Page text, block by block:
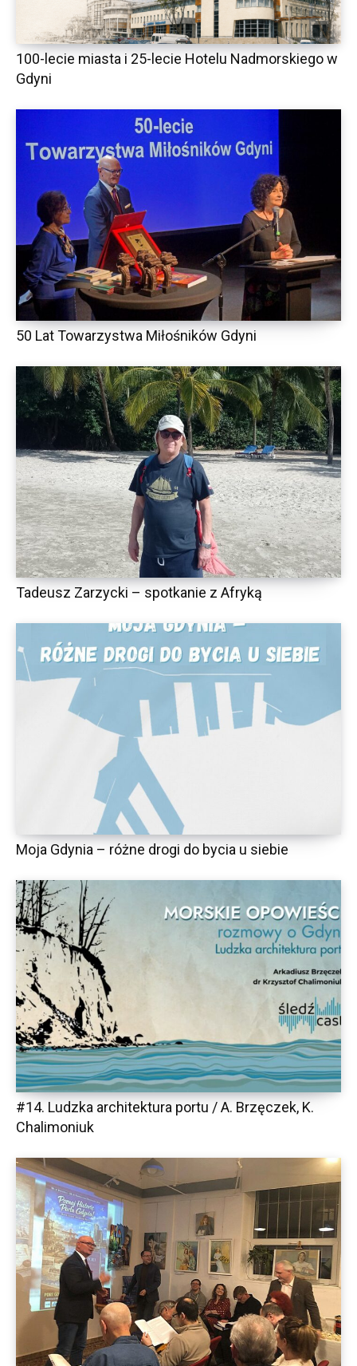
100-lecie miasta i 25-lecie Hotelu Nadmorskiego w
Gdyni
50 Lat Towarzystwa Miłośników Gdyni
Tadeusz Zarzycki – spotkanie z Afryką
Moja Gdynia – różne drogi do bycia u siebie
#14. Ludzka architektura portu / A. Brzęczek, K.
Chalimoniuk